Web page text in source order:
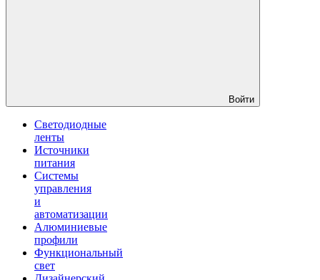
Войти
Светодиодные
ленты
Источники
питания
Системы
управления
и
автоматизации
Алюминиевые
профили
Функциональный
свет